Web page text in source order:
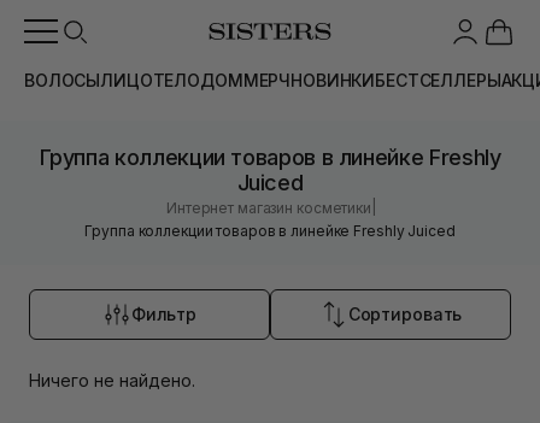
ВОЛОСЫЛИЦОТЕЛОДОММЕРЧНОВИНКИБЕСТСЕЛЛЕРЫ
Группа коллекции товаров в линейке Freshly
Juiced
Интернет магазин косметики
Группа коллекции товаров в линейке Freshly Juiced
Фильтр Сортировать
Ничего не найдено.